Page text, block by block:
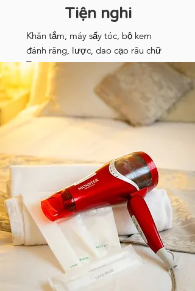
Tiện nghi
​Khăn tắm, máy sấy tóc, bộ kem
đánh răng, lược, dao cạo râu chữ
T.